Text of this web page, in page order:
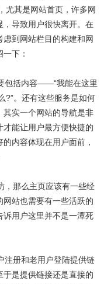
尤其是网站首页，许多网
导致用户很快离开。在
到网站栏目的构建和网
下：
包括内容――“我能在这里
。还有这些服务是如何
实一个网站的导航是非
能让用户最方便快捷的
内容体现在用户面前，
那么主页应该有一些经
站也需要有一些活跃的
用户这里并不是一潭死
册和老用户登陆提供链
是提供链接还是直接的